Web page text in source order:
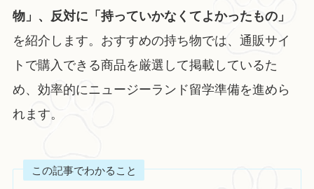
物」、反対に「持っていかなくてよかったもの」
を紹介します。おすすめの持ち物では、通販サイ
トで購入できる商品を厳選して掲載しているた
め、効率的にニュージーランド留学準備を進めら
れます。
この記事でわかること